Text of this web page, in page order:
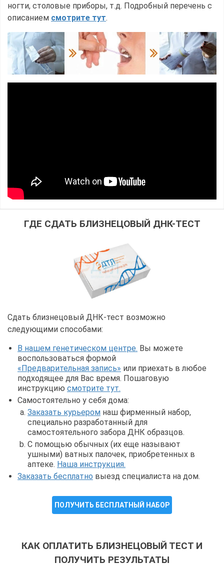
ногти, столовые приборы, т.д. Подробный перечень с
описанием смотрите тут.
ГДЕ СДАТЬ БЛИЗНЕЦОВЫЙ ДНК-ТЕСТ
Сдать близнецовый ДНК-тест возможно
следующими способами:
В нашем генетическом центре. Вы можете
воспользоваться формой
«Предварительная запись» или приехать в любое
подходящее для Вас время. Пошаговую
инструкцию смотрите тут.
Самостоятельно у себя дома:
Заказать курьером наш фирменный набор,
специально разработанный для
самостоятельного забора ДНК образцов.
С помощью обычных (их еще называют
ушными) ватных палочек, приобретенных в
аптеке. Наша инструкция.
Заказать бесплатно выезд специалиста на дом.
ПОЛУЧИТЬ БЕСПЛАТНЫЙ НАБОР
КАК ОПЛАТИТЬ БЛИЗНЕЦОВЫЙ ТЕСТ И
ПОЛУЧИТЬ РЕЗУЛЬТАТЫ